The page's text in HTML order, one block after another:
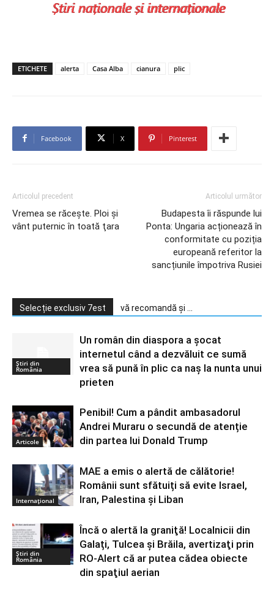
ETICHETE alerta Casa Alba cianura plic
Facebook X Pinterest
Articolul precedent
Vremea se răceşte. Ploi şi
vânt puternic în toată ţara
Articolul următor
Budapesta îi răspunde lui
Ponta: Ungaria acționează în
conformitate cu poziția
europeană referitor la
sancțiunile împotriva Rusiei
Selecție exclusiv 7est vă recomandă și ...
Știri din
România
Un român din diaspora a șocat
internetul când a dezvăluit ce sumă
vrea să pună în plic ca naș la nunta unui
prieten
Articole
Penibil! Cum a pândit ambasadorul
Andrei Muraru o secundă de atenție
din partea lui Donald Trump
Internațional
MAE a emis o alertă de călătorie!
Românii sunt sfătuiți să evite Israel,
Iran, Palestina și Liban
Știri din
România
Încă o alertă la graniţă! Localnicii din
Galați, Tulcea și Brăila, avertizaţi prin
RO-Alert că ar putea cădea obiecte
din spaţiul aerian